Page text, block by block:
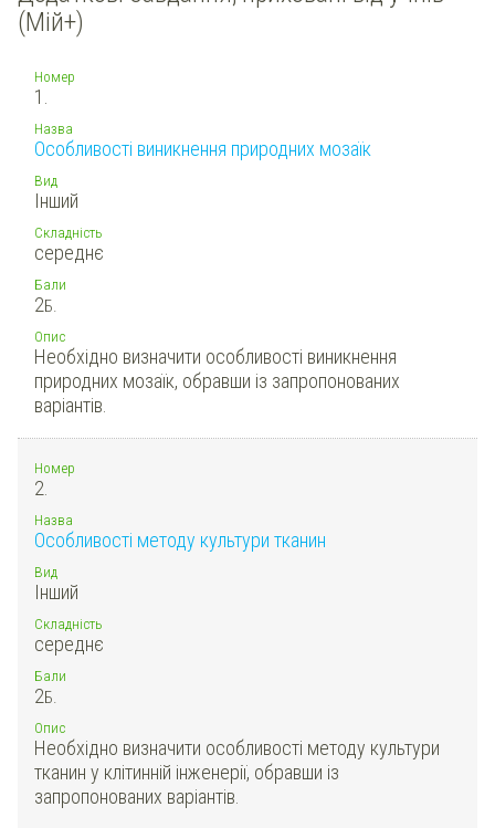
(Мій+)
Номер
1.
Назва
Особливості виникнення природних мозаїк
Вид
Інший
Складність
середнє
Бали
2Б.
Опис
Необхідно визначити особливості виникнення
природних мозаїк, обравши із запропонованих
варіантів.
Номер
2.
Назва
Особливості методу культури тканин
Вид
Інший
Складність
середнє
Бали
2Б.
Опис
Необхідно визначити особливості методу культури
тканин у клітинній інженерії, обравши із
запропонованих варіантів.